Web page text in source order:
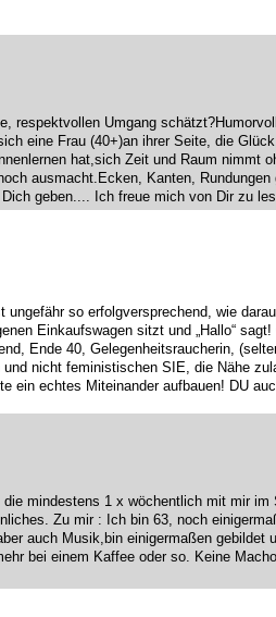
respektvollen Umgang
eine Frau (40+)an ihrer Seite, die
hat,sich Zeit und Raum nimmt
ausmacht.Ecken, Kanten, Rundungen
geben.... Ich freue mich von Dir zu
so erfolgversprechend, wie
Einkaufswagen sitzt und „Hallo“
Ende 40, Gelegenheitsraucherin,
nicht feministischen SIE, die Nähe
ein echtes Miteinander aufbauen! DU
mindestens 1 x wöchentlich mit mir im
Zu mir : Ich bin 63, noch
auch Musik,bin einigermaßen gebildet
bei einem Kaffee oder so. Keine